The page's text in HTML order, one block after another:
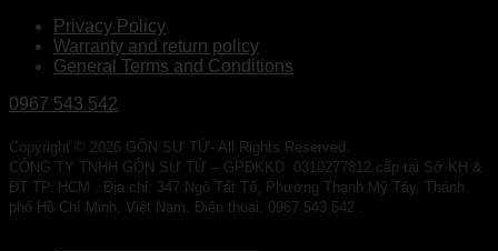
Privacy Policy
Warranty and return policy
General Terms and Conditions
0967 543 542
Copyright © 2026 GÔN SƯ TỬ- All Rights Reserved.
CÔNG TY TNHH GÔN SƯ TỬ – GPĐKKD: 0310277812 cấp tại Sở KH &
ĐT TP. HCM . Địa chỉ: 347 Ngô Tất Tố, Phường Thạnh Mỹ Tây, Thành
phố Hồ Chí Minh, Việt Nam. Điện thoại: 0967 543 542 .